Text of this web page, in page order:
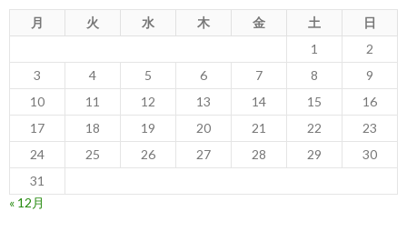
月 火 水 木 金 土
日
1
2
3
4 5 6 7 8
9
10
11 12 13 14 15
16
17
18 19 20 21 22
23
24
25 26 27 28 29
30
31
« 12月